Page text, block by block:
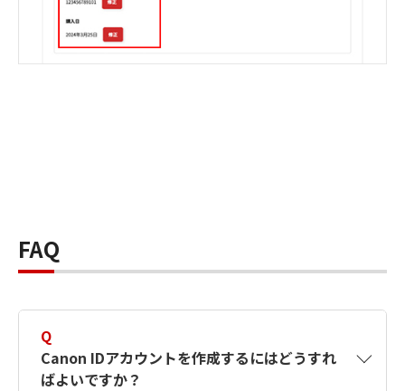
FAQ
Q
Canon IDアカウントを作成するにはどうすれ
ばよいですか？